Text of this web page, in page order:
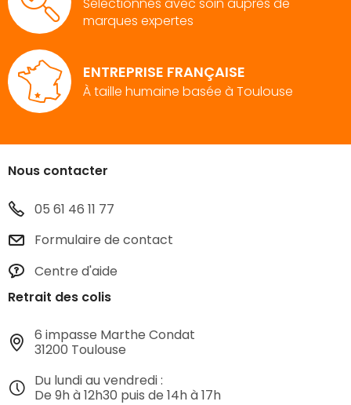
Sélectionnés avec soin auprès de
marques expertes
ENTREPRISE FRANÇAISE
À taille humaine basée à Toulouse
Nous contacter
05 61 46 11 77
Formulaire de contact
Centre d'aide
Retrait des colis
6 impasse Marthe Condat
31200 Toulouse
Du lundi au vendredi :
De 9h à 12h30 puis de 14h à 17h